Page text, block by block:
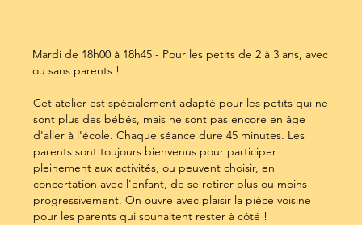
Mardi de 18h00 à 18h45 - Pour les petits de 2 à 3 ans, avec
ou sans parents !
Cet atelier est spécialement adapté pour les petits qui ne
sont plus des bébés, mais ne sont pas encore en âge
d'aller à l'école. Chaque séance dure 45 minutes. Les
parents sont toujours bienvenus pour participer
pleinement aux activités, ou peuvent choisir, en
concertation avec l'enfant, de se retirer plus ou moins
progressivement. On ouvre avec plaisir la pièce voisine
pour les parents qui souhaitent rester à côté !